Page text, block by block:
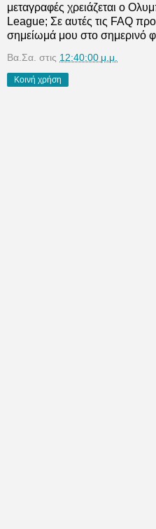
μεταγραφές χρειάζεται ο
League; Σε αυτές τις FAQ
σημείωμά μου στο σημερινό
Βα.Σα. στις 12:40:00 μ.μ.
Κοινή χρήση